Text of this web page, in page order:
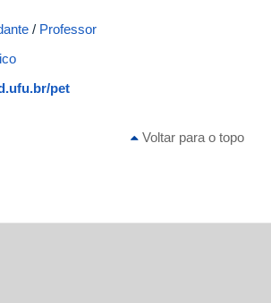
/ Professor
pet
Voltar para o topo